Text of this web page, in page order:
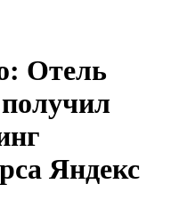
Отель
Яндекс